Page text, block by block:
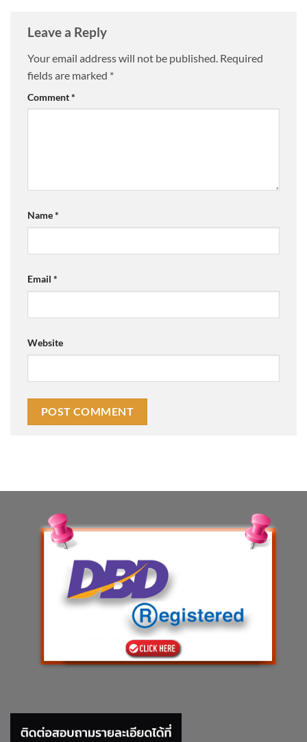
Leave a Reply
Your email address will not be published. Required
fields are marked *
Comment*
Name*
Email *
Website